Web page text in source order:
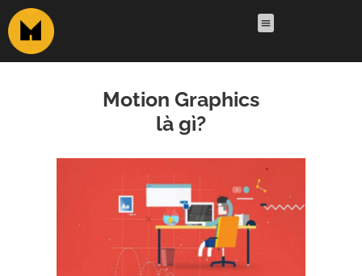
Motion Graphics
là gì?